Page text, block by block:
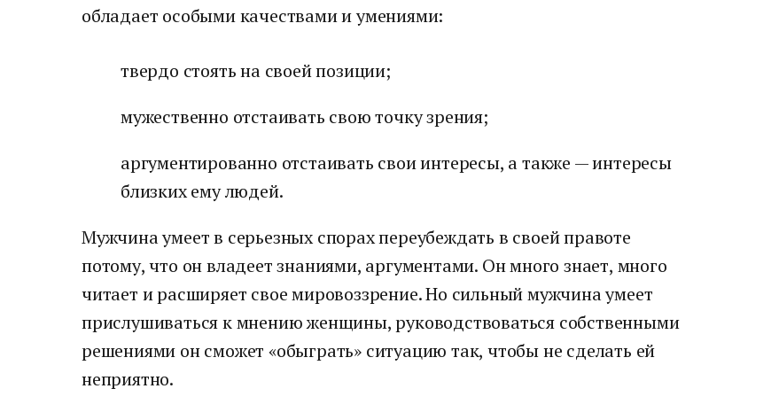
обладает особыми качествами и умениями:
твердо стоять на своей позиции;
мужественно отстаивать свою точку зрения;
аргументированно отстаивать свои интересы, а также — интересы
близких ему людей.
Мужчина умеет в серьезных спорах переубеждать в своей правоте
потому, что он владеет знаниями, аргументами. Он много знает, много
читает и расширяет свое мировоззрение. Но сильный мужчина умеет
прислушиваться к мнению женщины, руководствоваться собственными
решениями он сможет «обыграть» ситуацию так, чтобы не сделать ей
неприятно.